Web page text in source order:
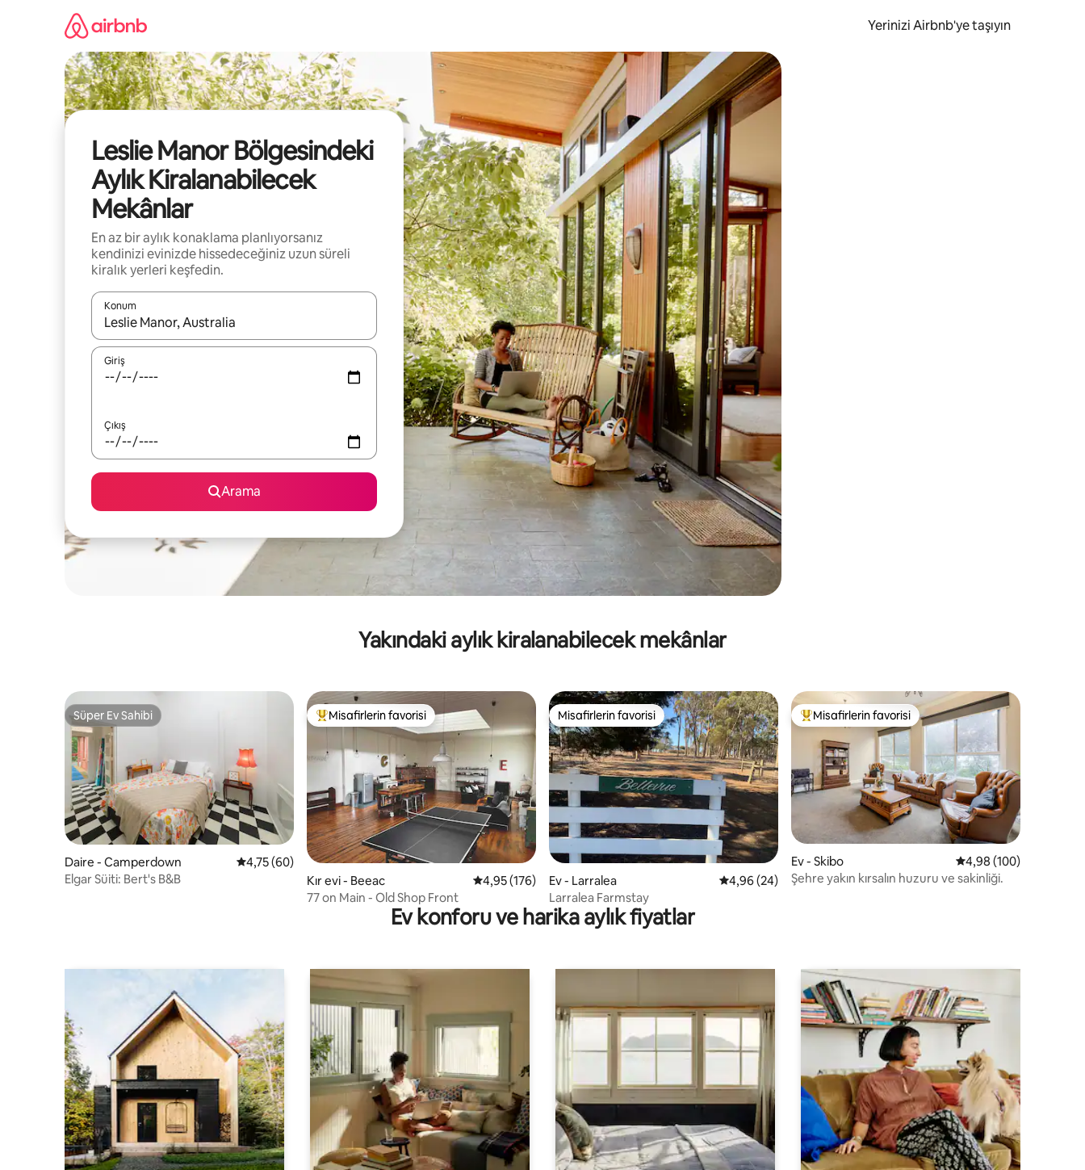
Yerinizi Airbnb'ye taşıyın
Leslie Manor Bölgesindeki
Aylık Kiralanabilecek
Mekânlar
En az bir aylık konaklama planlıyorsanız
kendinizi evinizde hissedeceğiniz uzun süreli
kiralık yerleri keşfedin.
Konum
Sonuçlar kullanılabilir olduğunda yukarı ve aşağı oklarıyla gezinin veya dokunarak ya da kaydırma hareketleriyle keşfedin.
Giriş
Çıkış
Arama
Yakındaki aylık kiralanabilecek mekânlar
Süper Ev Sahibi
Süper Ev Sahibi
Daire - Camperdown 5 üzerinden ortalama 4,75 puan, 60 değerlendirme
4,75 (60)
Elgar Süiti: Bert's B&B
Misafirlerin favorilerinden en beğenilenler arasında
Misafirlerin favorisi
Kır evi - Beeac 5 üzerinden ortalama 4,95 puan, 176 değerlendirme
4,95 (176)
77 on Main - Old Shop Front
Misafirlerin favorisi
Misafirlerin favorisi
Ev - Larralea 5 üzerinden ortalama 4,96 puan, 24 değerlendirme
4,96 (24)
Larralea Farmstay
Misafirlerin favorilerinden en beğenilenler arasında
Misafirlerin favorisi
Ev - Skibo 5 üzerinden ortalama
4,98 (100)
Şehre yakın kırsalın huzuru ve sakinliği.
Ev konforu ve harika aylık fiyatlar